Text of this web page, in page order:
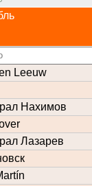
Leeuw
Нахимов
Лазарев